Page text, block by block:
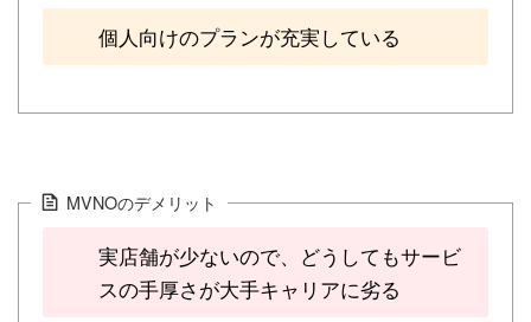
個人向けのプランが充実している
MVNOのデメリット
実店舗が少ないので、どうしてもサービ
スの手厚さが大手キャリアに劣る